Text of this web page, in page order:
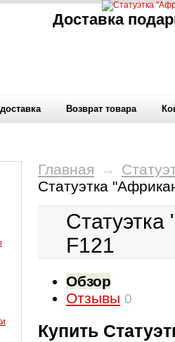
Доставка
Возврат товара
Главная →
Статуэтка
F121
Обзор
Отзывы 0
Купить